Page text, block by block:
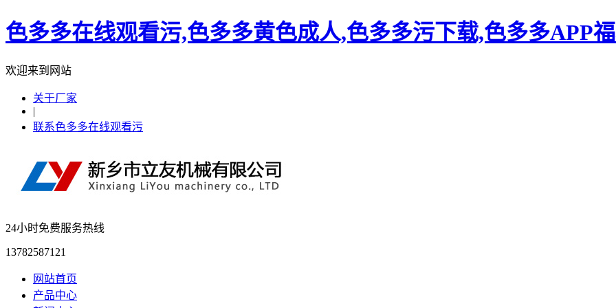
色多多在线观看污,色多多黄色成人,色多多污下载,色多多APP
欢迎来到网站
关于厂家
|
联系色多多在线观看污
24小时免费服务热线
13782587121
网站首页
产品中心